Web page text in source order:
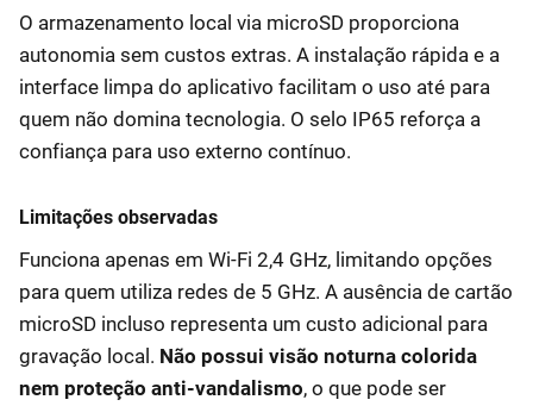
O armazenamento local via microSD proporciona
autonomia sem custos extras. A instalação rápida e a
interface limpa do aplicativo facilitam o uso até para
quem não domina tecnologia. O selo IP65 reforça a
confiança para uso externo contínuo.
Limitações observadas
Funciona apenas em Wi-Fi 2,4 GHz, limitando opções
para quem utiliza redes de 5 GHz. A ausência de cartão
microSD incluso representa um custo adicional para
gravação local. Não possui visão noturna colorida
nem proteção anti-vandalismo, o que pode ser